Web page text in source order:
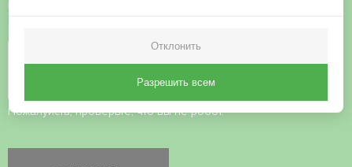
Пожалуйста, проверьте, что вы не робот.
Отклонить
Разрешить всем